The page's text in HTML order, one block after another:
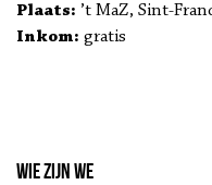
Plaats: ’t MaZ,
Inkom: gratis
Wie zijn we